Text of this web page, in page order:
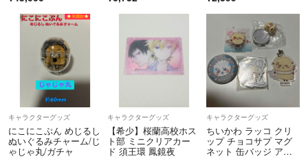
キャラクターグッズ
にこにこぷん めじるし
ぬいぐるみチャーム/じ
ゃじゃ丸/ガチャ
キャラクターグッズ
【希少】桜蘭高校ホス
ト部 ミニクリアカー
ド 須王環 鳳鏡夜
キャラクターグッズ
ちいかわ ラッコ クリ
ップ チョコサプ マグ
ネット 缶バッジ アク